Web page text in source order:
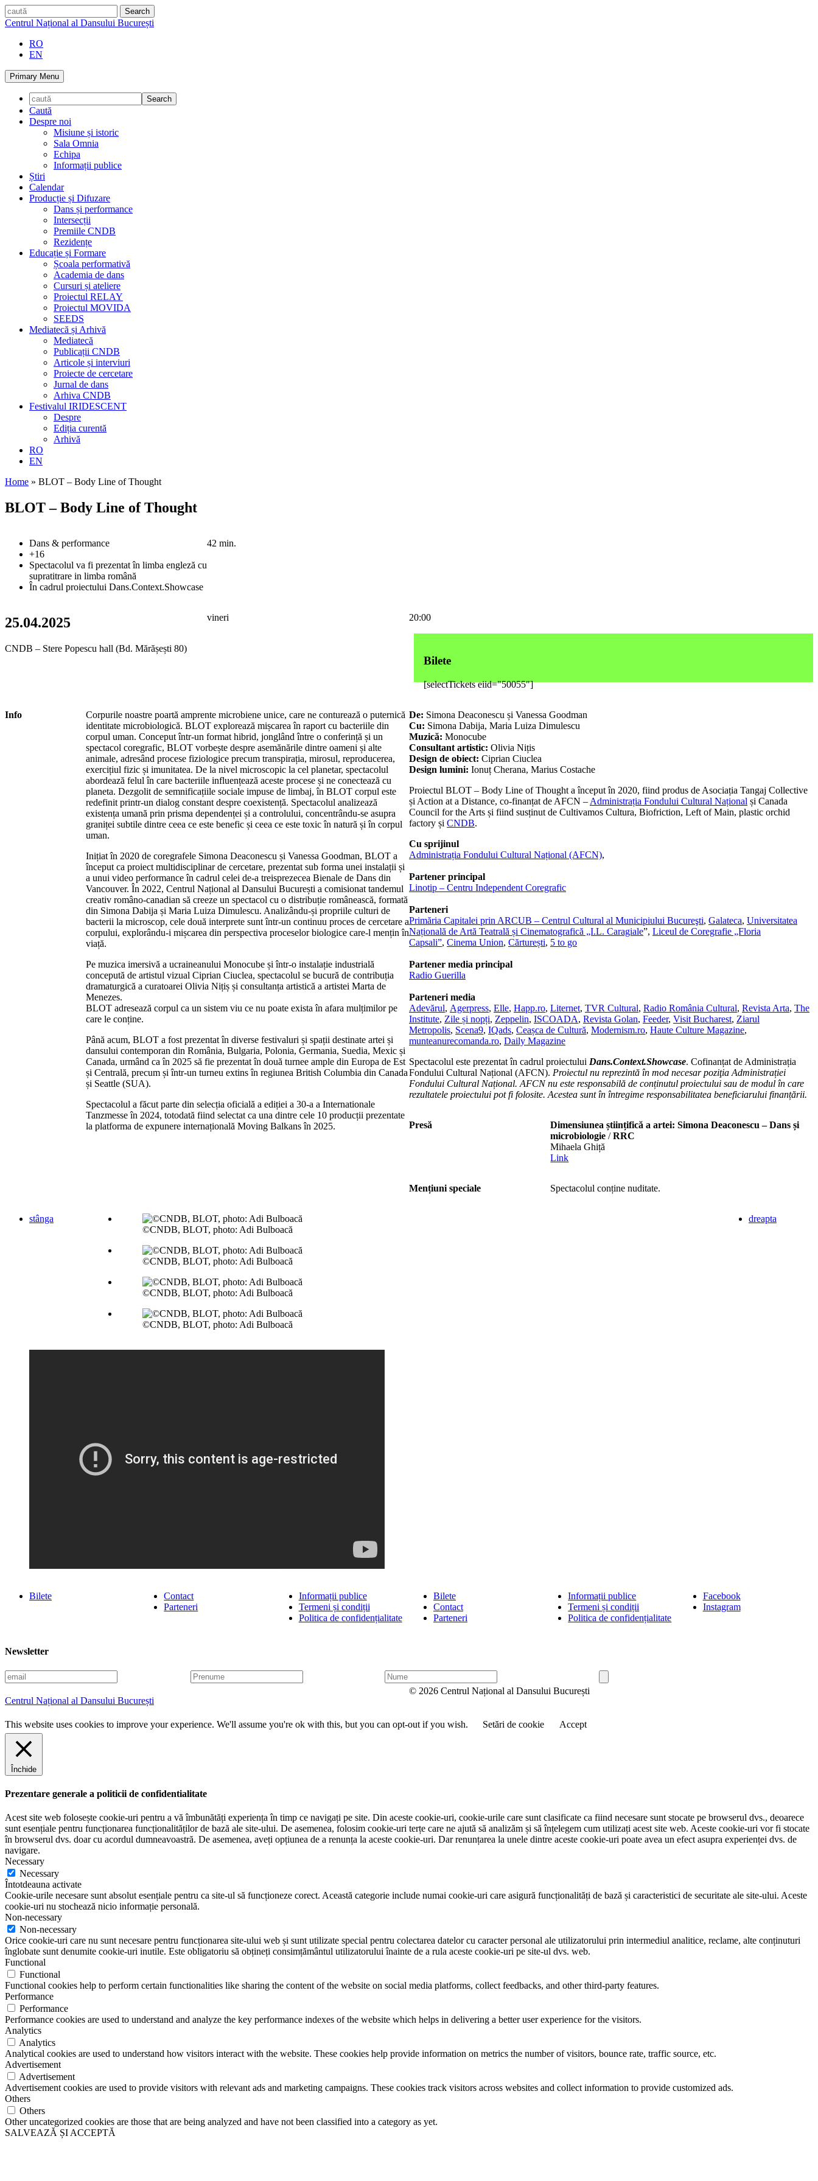
Skip
to
caută
Centrul Național al Dansului București
RO
EN
Primary Menu
Caută
Despre noi
Misiune și istoric
Sala Omnia
Echipa
Informații publice
Știri
Calendar
Producție și Difuzare
Dans și performance
Intersecții
Premiile CNDB
Rezidențe
Educație și Formare
Școala performativă
Academia de dans
Cursuri și ateliere
Proiectul RELAY
Proiectul MOVIDA
SEEDS
Mediatecă și Arhivă
Mediatecă
Publicații CNDB
Articole și interviuri
Proiecte de cercetare
Jurnal de dans
Arhiva CNDB
Festivalul IRIDESCENT
Despre
Ediția curentă
Arhivă
RO
EN
Home » BLOT – Body Line of Thought
BLOT – Body Line of Thought
Dans & performance
+16
Spectacolul va fi prezentat în limba engleză cu
supratitrare in limba română
În cadrul proiectului Dans.Context.Showcase
42 min.
25.04.2025 vineri 20:00
CNDB – Stere Popescu hall (Bd. Mărășești 80)
Bilete
[selectTickets eiid="50055"]
Info
Corpurile noastre poartă amprente microbiene unice, care ne conturează o puternică
identitate microbiologică. BLOT explorează mișcarea în raport cu bacteriile din
corpul uman. Conceput într-un format hibrid, jonglând între o conferință și un
spectacol coregrafic, BLOT vorbește despre asemănările dintre oameni și alte
animale, adresând procese fiziologice precum transpirația, mirosul, reproducerea,
exercițiul fizic și imunitatea. De la nivel microscopic la cel planetar, spectacolul
abordează felul în care bacteriile influențează aceste procese și ne conectează cu
planeta. Dezgolit de semnificațiile sociale impuse de limbaj, în BLOT corpul este
redefinit printr-un dialog constant despre coexistență. Spectacolul analizează
existența umană prin prisma dependenței și a controlului, concentrându-se asupra
graniței subtile dintre ceea ce este benefic și ceea ce este toxic în natură și în corpul
uman.
Inițiat în 2020 de coregrafele Simona Deaconescu și Vanessa Goodman, BLOT a
început ca proiect multidisciplinar de cercetare, prezentat sub forma unei instalații și
a unui video performance în cadrul celei de-a treisprezecea Bienale de Dans din
Vancouver. În 2022, Centrul Național al Dansului București a comisionat tandemul
creativ româno-canadian să creeze un spectacol cu o distribuție românească, formată
din Simona Dabija și Maria Luiza Dimulescu. Analizându-și propriile culturi de
bacterii la microscop, cele două interprete sunt într-un continuu proces de cercetare a
corpului, explorându-i mișcarea din perspectiva proceselor biologice care-l mențin în
viață.
Pe muzica imersivă a ucraineanului Monocube și într-o instalație industrială
concepută de artistul vizual Ciprian Ciuclea, spectacolul se bucură de contribuția
dramaturgică a curatoarei Olivia Nițiș și consultanța artistică a artistei Marta de
Menezes.
BLOT adresează corpul ca un sistem viu ce nu poate exista în afara mulțimilor pe
care le conține.
Până acum, BLOT a fost prezentat în diverse festivaluri și spații destinate artei și
dansului contemporan din România, Bulgaria, Polonia, Germania, Suedia, Mexic și
Canada, urmând ca în 2025 să fie prezentat în două turnee ample din Europa de Est
și Centrală, precum și într-un turneu extins în regiunea British Columbia din Canada
și Seattle (SUA).
Spectacolul a făcut parte din selecția oficială a ediției a 30-a a Internationale
Tanzmesse în 2024, totodată fiind selectat ca una dintre cele 10 producții prezentate
la platforma de expunere internațională Moving Balkans în 2025.
De: Simona Deaconescu și Vanessa Goodman
Cu: Simona Dabija, Maria Luiza Dimulescu
Muzică: Monocube
Consultant artistic: Olivia Nițis
Design de obiect: Ciprian Ciuclea
Design lumini: Ionuț Cherana, Marius Costache
Proiectul BLOT – Body Line of Thought a început în 2020, fiind produs de Asociația Tangaj Collective
și Action at a Distance, co-finanțat de AFCN – Administrația Fondului Cultural Național și Canada
Council for the Arts și fiind susținut de Cultivamos Cultura, Biofriction, Left of Main, plastic orchid
factory și CNDB.
Cu sprijinul
Administrația Fondului Cultural Național (AFCN),
Partener principal
Linotip – Centru Independent Coregrafic
Parteneri
Primăria Capitalei prin ARCUB – Centrul Cultural al Municipiului Bucureşti, Galateca, Universitatea
Națională de Artă Teatrală și Cinematografică „I.L. Caragiale”, Liceul de Coregrafie „Floria
Capsali”, Cinema Union, Cărturești, 5 to go
Partener media principal
Radio Guerilla
Parteneri media
Adevărul, Agerpress, Elle, Happ.ro, Liternet, TVR Cultural, Radio România Cultural, Revista Arta, The
Institute, Zile și nopți, Zeppelin, ISCOADA, Revista Golan, Feeder, Visit Bucharest, Ziarul
Metropolis, Scena9, IQads, Ceașca de Cultură, Modernism.ro, Haute Culture Magazine,
munteanurecomanda.ro, Daily Magazine
Spectacolul este prezentat în cadrul proiectului Dans.Context.Showcase. Cofinanțat de Administrația
Fondului Cultural Național (AFCN). Proiectul nu reprezintă în mod necesar poziţia Administrației
Fondului Cultural Național. AFCN nu este responsabilă de conținutul proiectului sau de modul în care
rezultatele proiectului pot fi folosite. Acestea sunt în întregime responsabilitatea beneficiarului finanțării.
Presă
Dimensiunea științifică a artei: Simona Deaconescu – Dans și
microbiologie /RRC
Mihaela Ghiță
Link
Mențiuni speciale Spectacolul conține nuditate.
stânga
©CNDB, BLOT, photo: Adi Bulboacă
©CNDB, BLOT, photo: Adi Bulboacă
©CNDB, BLOT, photo: Adi Bulboacă
©CNDB, BLOT, photo: Adi Bulboacă
dreapta
Bilete
Contact
Parteneri
Informații publice
Termeni și condiții
Politica de confidențialitate
Bilete
Contact
Parteneri
Informații publice
Termeni și condiții
Politica de confidențialitate
Facebook
Instagram
Newsletter
E
m
a
i
l
P
r
u
m
N
u
Centrul Național al Dansului București
© 2026 Centrul Național al Dansului București
This website uses cookies to improve your experience. We'll assume you're ok with this, but you can opt-out if you wish. Setări de cookie Accept
Închide
Prezentare generale a politicii de confidentialitate
Acest site web folosește cookie-uri pentru a vă îmbunătăți experiența în timp ce navigați pe site. Din aceste cookie-uri, cookie-urile care sunt clasificate ca fiind necesare sunt stocate pe browserul dvs., deoarece
sunt esențiale pentru funcționarea funcționalităților de bază ale site-ului. De asemenea, folosim cookie-uri terțe care ne ajută să analizăm și să înțelegem cum utilizați acest site web. Aceste cookie-uri vor fi stocate
în browserul dvs. doar cu acordul dumneavoastră. De asemenea, aveți opțiunea de a renunța la aceste cookie-uri. Dar renunțarea la unele dintre aceste cookie-uri poate avea un efect asupra experienței dvs. de
navigare.
Necessary
Necessary
Întotdeauna activate
Cookie-urile necesare sunt absolut esențiale pentru ca site-ul să funcționeze corect. Această categorie include numai cookie-uri care asigură funcționalități de bază și caracteristici de securitate ale site-ului. Aceste
cookie-uri nu stochează nicio informație personală.
Non-necessary
Non-necessary
Orice cookie-uri care nu sunt necesare pentru funcționarea site-ului web și sunt utilizate special pentru colectarea datelor cu caracter personal ale utilizatorului prin intermediul analitice, reclame, alte conținuturi
înglobate sunt denumite cookie-uri inutile. Este obligatoriu să obțineți consimțământul utilizatorului înainte de a rula aceste cookie-uri pe site-ul dvs. web.
Functional
Functional
Functional cookies help to perform certain functionalities like sharing the content of the website on social media platforms, collect feedbacks, and other third-party features.
Performance
Performance
Performance cookies are used to understand and analyze the key performance indexes of the website which helps in delivering a better user experience for the visitors.
Analytics
Analytics
Analytical cookies are used to understand how visitors interact with the website. These cookies help provide information on metrics the number of visitors, bounce rate, traffic source, etc.
Advertisement
Advertisement
Advertisement cookies are used to provide visitors with relevant ads and marketing campaigns. These cookies track visitors across websites and collect information to provide customized ads.
Others
Others
Other uncategorized cookies are those that are being analyzed and have not been classified into a category as yet.
SALVEAZĂ ȘI ACCEPTĂ